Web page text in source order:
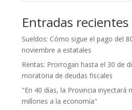
Entradas recientes
Sueldos: Cómo sigue el pago del
noviembre a estatales
Rentas: Prorrogan hasta el 30 de
moratoria de deudas fiscales
"En 40 días, la Provincia inyectará
millones a la economía"